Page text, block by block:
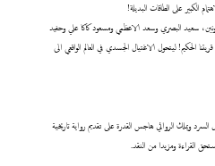
سعيد البصري وسعد الاعظمي ومسعود كاكا علي وحفيد
الحكيم! ليتحول الاغتيال الجسدي في العالم الواقعي الى
السرد ويملك الروائي هاجس القدرة على تقديم رواية تاريخية
القراءة ومزيدا من النقد.